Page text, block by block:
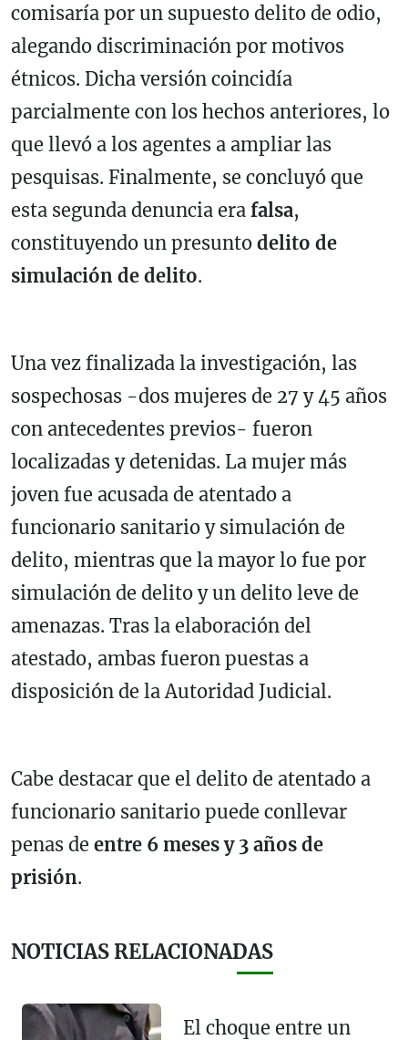
comisaría por un supuesto delito de odio,
alegando discriminación por motivos
étnicos. Dicha versión coincidía
parcialmente con los hechos anteriores, lo
que llevó a los agentes a ampliar las
pesquisas. Finalmente, se concluyó que
esta segunda denuncia era falsa,
constituyendo un presunto delito de
simulación de delito.
Una vez finalizada la investigación, las
sospechosas -dos mujeres de 27 y 45 años
con antecedentes previos- fueron
localizadas y detenidas. La mujer más
joven fue acusada de atentado a
funcionario sanitario y simulación de
delito, mientras que la mayor lo fue por
simulación de delito y un delito leve de
amenazas. Tras la elaboración del
atestado, ambas fueron puestas a
disposición de la Autoridad Judicial.
Cabe destacar que el delito de atentado a
funcionario sanitario puede conllevar
penas de entre 6 meses y 3 años de
prisión.
NOTICIAS RELACIONADAS
El choque entre un